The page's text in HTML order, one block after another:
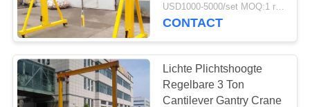
Elektrische takel
USD1000-5000/set MOQ:1 reeks
CONTACT
Lichte Plichtshoogte
Regelbare 3 Ton
Cantilever Gantry Crane